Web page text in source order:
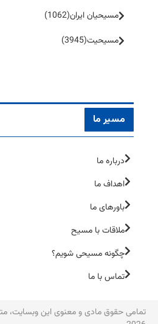
مسیحیان ایران(1062)
مسیحیت(3945)
مسیر ما
درباره ما
اهداف ما
باورهای ما
ملاقات با مسیح
چگونه مسیحی شویم؟
تماس با ما
تمامی حقوق مادی و معنوی این وبسایت،